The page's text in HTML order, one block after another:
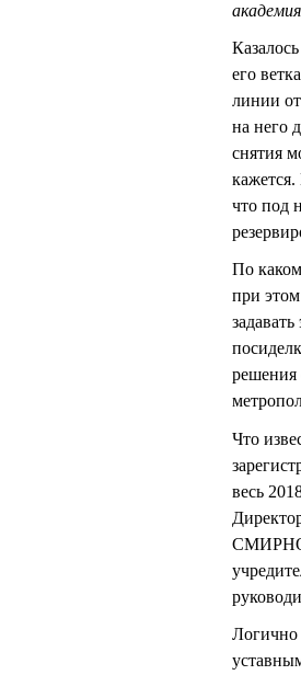
его
линии
на него
снятия
что под
По
при
решения
Что
весь
Логично